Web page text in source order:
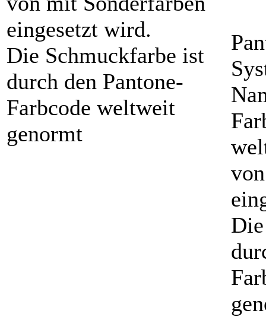
eingesetzt wird.
Die Schmuckfarbe ist
durch den Pantone-
Farbcode weltweit
genormt